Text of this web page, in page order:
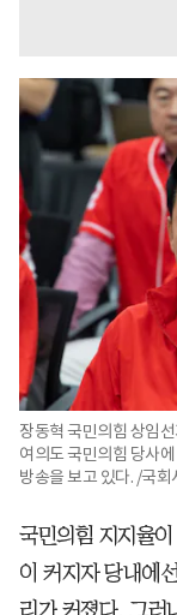
장동혁 국민의힘 상임
여의도 국민의힘 당사
방송을 보고 있다. /국
국민의힘 지지율
이 커지자 당내에